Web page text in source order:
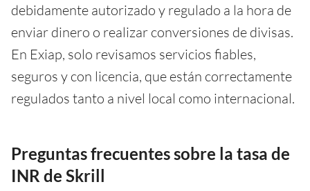
debidamente autorizado y regulado a la hora de
enviar dinero o realizar conversiones de divisas.
En Exiap, solo revisamos servicios fiables,
seguros y con licencia, que están correctamente
regulados tanto a nivel local como internacional.
Preguntas frecuentes sobre la tasa de
INR de Skrill